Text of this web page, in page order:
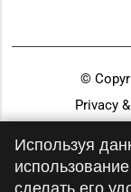
©
Privacy
Используя
сделать его